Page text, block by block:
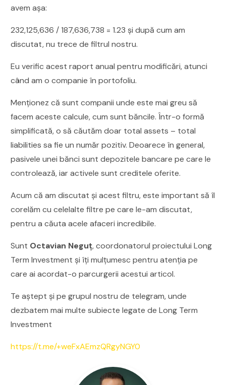
avem așa:
232,125,636 / 187,636,738 = 1.23 și după cum am
discutat, nu trece de filtrul nostru.
Eu verific acest raport anual pentru modificări, atunci
când am o companie în portofoliu.
Menționez că sunt companii unde este mai greu să
facem aceste calcule, cum sunt băncile. Într-o formă
simplificată, o să căutăm doar total assets – total
liabilities sa fie un număr pozitiv. Deoarece în general,
pasivele unei bănci sunt depozitele bancare pe care le
controlează, iar activele sunt creditele oferite.
Acum că am discutat și acest filtru, este important să îl
corelăm cu celelalte filtre pe care le-am discutat,
pentru a căuta acele afaceri incredibile.
Sunt Octavian Neguț, coordonatorul proiectului Long
Term Investment și îți mulțumesc pentru atenția pe
care ai acordat-o parcurgerii acestui articol.
Te aștept și pe grupul nostru de telegram, unde
dezbatem mai multe subiecte legate de Long Term
Investment
https://t.me/+weFxAEmzQRgyNGY0